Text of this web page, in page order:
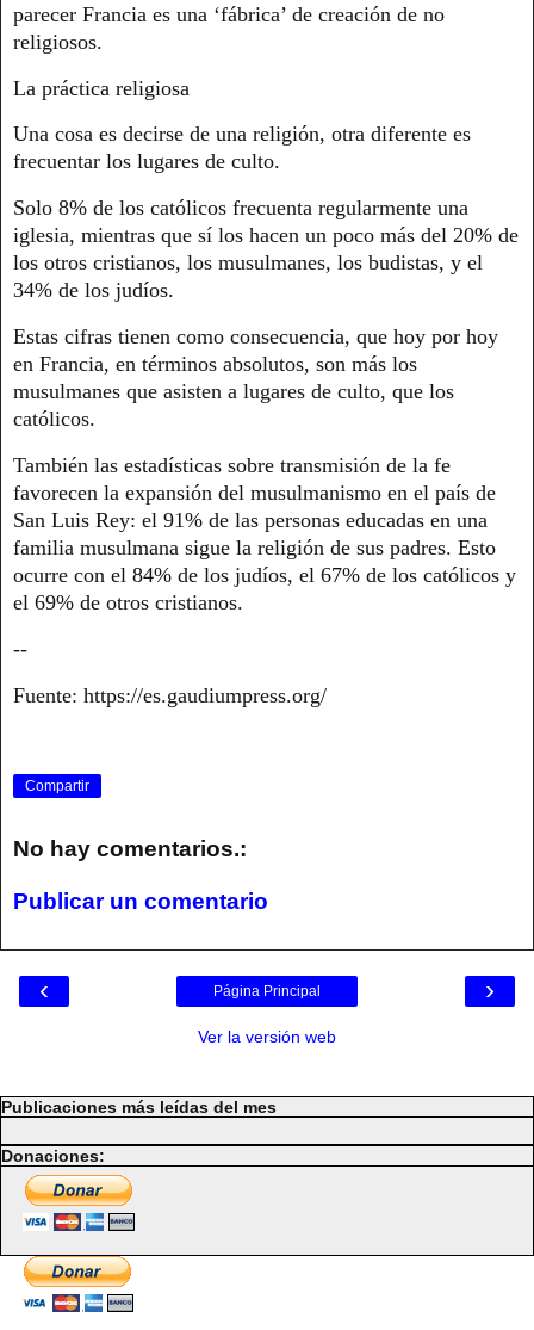
parecer Francia es una ‘fábrica’ de creación de no
religiosos.
La práctica religiosa
Una cosa es decirse de una religión, otra diferente es
frecuentar los lugares de culto.
Solo 8% de los católicos frecuenta regularmente una
iglesia, mientras que sí los hacen un poco más del 20% de
los otros cristianos, los musulmanes, los budistas, y el
34% de los judíos.
Estas cifras tienen como consecuencia, que hoy por hoy
en Francia, en términos absolutos, son más los
musulmanes que asisten a lugares de culto, que los
católicos.
También las estadísticas sobre transmisión de la fe
favorecen la expansión del musulmanismo en el país de
San Luis Rey: el 91% de las personas educadas en una
familia musulmana sigue la religión de sus padres. Esto
ocurre con el 84% de los judíos, el 67% de los católicos y
el 69% de otros cristianos.
--
Fuente: https://es.gaudiumpress.org/
Compartir
No hay comentarios.:
Publicar un comentario
‹ ›
Página Principal
Ver la versión web
Publicaciones más leídas del mes
Donaciones: